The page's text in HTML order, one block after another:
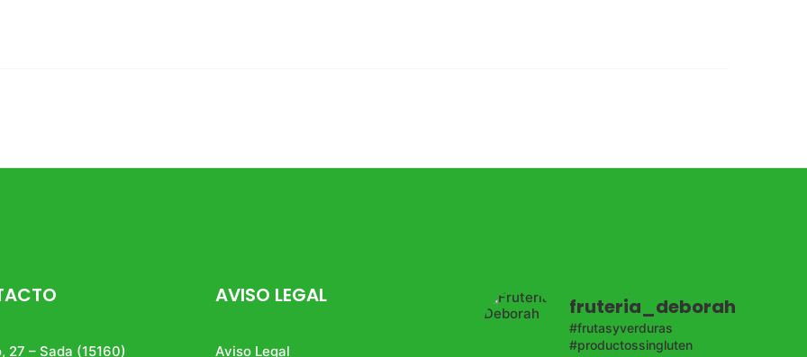
27 – Sada (15160)
AVISO LEGAL
Aviso Legal
fruteria_deborah
#frutasyverduras
#productossingluten